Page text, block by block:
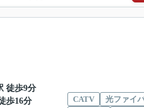
徒歩9分
歩16分
CATV 光ファイ